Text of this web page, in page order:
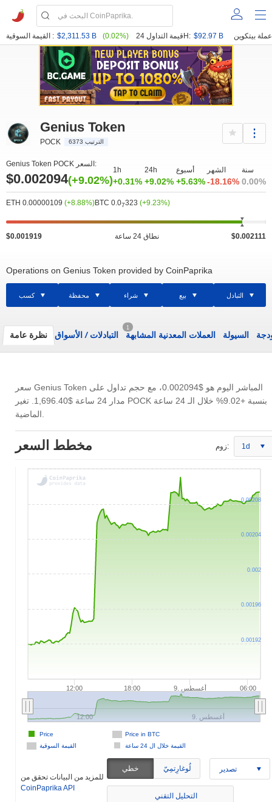
القيمة السوقية : $2,311.53 B (0.02%) قيمة التداول 24H: $92.97 B
Genius Token
POCK الترتيب 6373
Genius Token POCK السعر:
$0.002094(+9.02%)
1h
+0.31%
24h
+9.02%
أسبوع
+5.63%
الشهر
-18.16%
سنة
0.00%
ETH 0.00000109 (+8.88%)BTC 0.07323 (+9.23%)
$0.001919 نطاق 24 ساعة $0.002111
Operations on Genius Token provided by CoinPaprika
كسب محفظة شراء بيع التبادل
نظرة عامة التبادلات/ الأسواق
1
العملات المعدنية المشابهة السيولة
سعر Genius Token المباشر اليوم هو $0.002094
، مع حجم تداول على
مدار 24 ساعة
$1,696.40
. تغير POCK بنسبة +9.02% خلال الـ 24 ساعة
مخطط السعر زوم: 1d
12:00 18:00 9. أغسطس 06:00
Price in BTC
القيمة السوقية القيمة خلال ال 24 ساعة
Price
12:00 9. أغسطس
0.00192
0.00196
0.002
0.00204
0.00208
للمزيد من البيانات تحقق من
CoinPaprika API
خطي لُوغارِتمِيّ تصدير
التحليل التقني